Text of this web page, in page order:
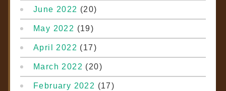
June 2022 (20)
May 2022 (19)
April 2022 (17)
March 2022 (20)
February 2022 (17)